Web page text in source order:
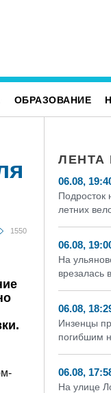
ОБРАЗОВАНИЕ
1550
ЛЕНТА
06.08,
Подросток
летних
06.08,
На
врезалась
06.08,
Инзенцы
погибшим
06.08,
На улице